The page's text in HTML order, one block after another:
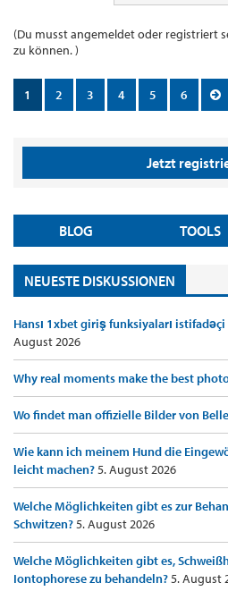
(Du musst angemeldet oder registriert
zu können. )
1 2 3 4 5 6
Jetzt
BLOG TOOLS
NEUESTE DISKUSSIONEN
Hansı 1xbet giriş funksiyaları
August 2026
Why real moments make the best
Wo findet man offizielle Bilder von
Wie kann ich meinem Hund die
leicht machen?5. August 2026
Welche Möglichkeiten gibt es zur
Schwitzen?5. August 2026
Welche Möglichkeiten gibt es,
Iontophorese zu behandeln?5. August